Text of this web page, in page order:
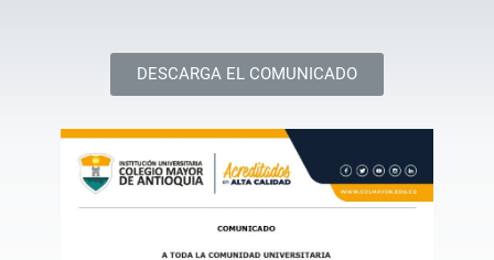
DESCARGA EL COMUNICADO